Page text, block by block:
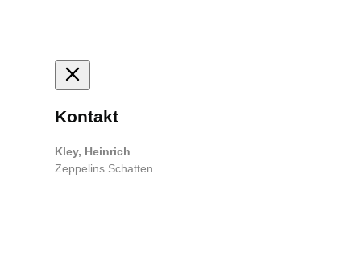
Kontakt
Kley, Heinrich
Zeppelins Schatten